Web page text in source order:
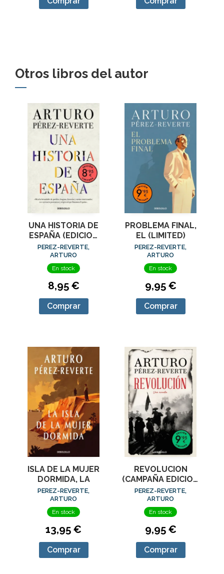
Otros libros del autor
UNA HISTORIA DE
ESPAÑA (EDICION
LIMITADA ·
VERANO)
PEREZ-REVERTE,
ARTURO
En stock
8,95 €
Comprar
PROBLEMA FINAL,
EL (LIMITED)
PEREZ-REVERTE,
ARTURO
En stock
9,95 €
Comprar
ISLA DE LA MUJER
DORMIDA, LA
PEREZ-REVERTE,
ARTURO
En stock
13,95 €
Comprar
REVOLUCION
(CAMPAÑA EDICION
LIMITADA)
PEREZ-REVERTE,
ARTURO
En stock
9,95 €
Comprar